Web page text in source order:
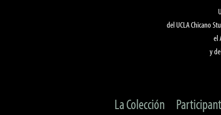
del UCLA Chicano
el
y
La Colección